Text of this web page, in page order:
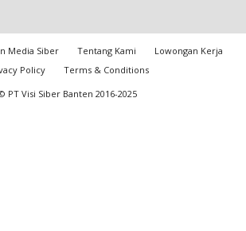
Media Siber Tentang Kami
Lowongan Kerja
Policy
Terms & Conditions
PT Visi Siber Banten 2016-2025